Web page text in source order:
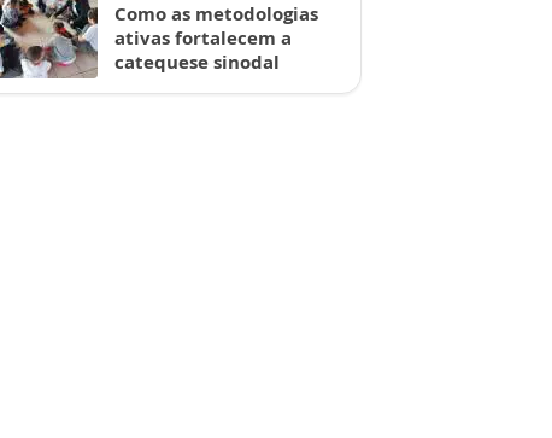
Como as metodologias
ativas fortalecem a
catequese sinodal